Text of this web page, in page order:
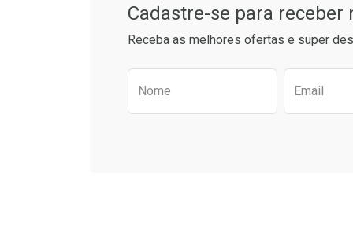
Comprar sem Desconto
Comprar sem Desconto
Por R$ 64,79/cada
Comprar
Por R$
Comprar
Por R$
Cadastre-se para receber
Receba as melhores ofertas e super
Preencha o formulário
Nome Email